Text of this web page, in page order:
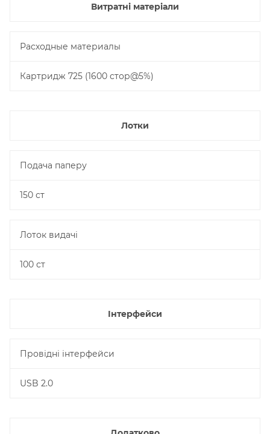
Витратні матеріали
Расходные материалы
Картридж 725 (1600 стор@5%)
Лотки
Подача паперу
150 ст
Лоток видачі
100 ст
Інтерфейси
Провідні інтерфейси
USB 2.0